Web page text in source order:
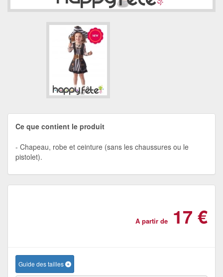
Ce que contient le produit
Chapeau, robe et ceinture (sans les chaussures ou le
pistolet).
A partir de 17 €
Guide des tailles